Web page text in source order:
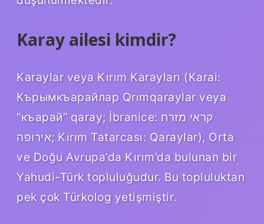
Karay ailesi kimdir?
Karaylar veya Kırım Karayları (Karai:
Кърымкъарайлар Qrımqaraylar veya
“къарай” qaray; İbranice: קראי מזרח
אירופה; Kırım Tatarcası: Qaraylar), Orta
ve Doğu Avrupa’da Kırım’da bulunan bir
Yahudi-Türk topluluğudur. Bu topluluktan
pek çok Türkolog yetişmiştir.